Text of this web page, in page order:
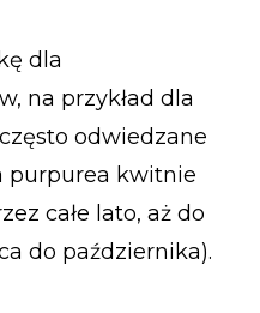
dla
na przykład dla
odwiedzane
purpurea kwitnie
całe lato, aż do
do października).